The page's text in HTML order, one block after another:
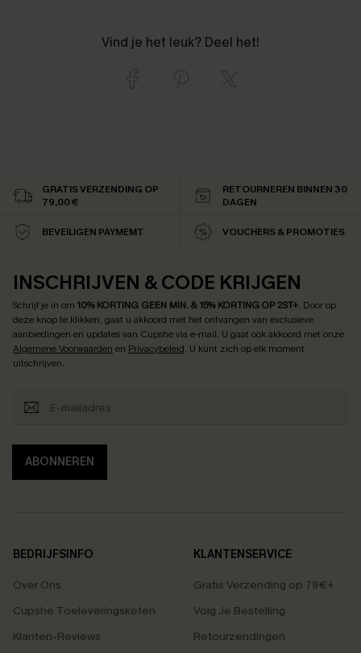
Vind je het leuk? Deel het!
GRATIS VERZENDING OP
79,00 €
RETOURNEREN BINNEN 30
DAGEN
BEVEILIGEN PAYMEMT VOUCHERS & PROMOTIES
INSCHRIJVEN & CODE KRIJGEN
Schrijf je in om 10% KORTING GEEN MIN. & 15% KORTING OP 2ST+. Door op
deze knop te klikken, gaat u akkoord met het ontvangen van exclusieve
aanbiedingen en updates van Cupshe via e-mail. U gaat ook akkoord met onze
Algemene Voorwaarden en Privacybeleid. U kunt zich op elk moment
uitschrijven.
ABONNEREN
BEDRIJFSINFO
Over Ons
Cupshe Toeleveringsketen
Klanten-Reviews
KLANTENSERVICE
Gratis Verzending op 79€+
Volg Je Bestelling
Retourzendingen